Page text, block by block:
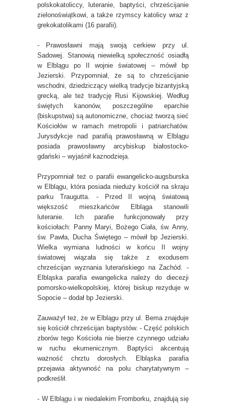
polskokatoliccy, luteranie, baptyści, chrześcijanie
zielonoświątkowi, a także rzymscy katolicy wraz z
grekokatolikami (16 parafii).
- Prawosławni mają swoją cerkiew przy ul.
Sadowej. Stanowią niewielką społeczność osiadłą
w Elblągu po II wojnie światowej – mówił bp
Jezierski. Przypomniał, że są to chrześcijanie
wschodni, dziedziczący wielką tradycje bizantyjską
grecką, ale też tradycję Rusi Kijowskiej. Według
świętych kanonów, poszczególne eparchie
(biskupstwa) są autonomiczne, chociaż tworzą sieć
Kościołów w ramach metropolii i patriarchatów.
Jurysdykcje nad parafią prawosławną w Elblągu
posiada prawosławny arcybiskup białostocko-
gdański – wyjaśnił kaznodzieja.
Przypomniał też o parafii ewangelicko-augsburska
w Elblągu, która posiada nieduży kościół na skraju
parku Traugutta. - Przed II wojną światową
większość mieszkańców Elbląga stanowili
luteranie. Ich parafie funkcjonowały przy
kościołach: Panny Maryi, Bożego Ciała, św. Anny,
św. Pawła, Ducha Świętego – mówił bp Jezierski.
Wielka wymiana ludności w końcu II wojny
światowej wiązała się także z exodusem
chrześcijan wyznania luterańskiego na Zachód. -
Elbląska parafia ewangelicka należy do diecezji
pomorsko-wielkopolskiej, której biskup rezyduje w
Sopocie – dodał bp Jezierski.
Zauważył też, że w Elblągu przy ul. Bema znajduje
się kościół chrześcijan baptystów. - Część polskich
zborów tego Kościoła nie bierze czynnego udziału
w ruchu ekumenicznym. Baptyści akcentują
ważność chrztu dorosłych. Elbląska parafia
przejawia aktywność na polu charytatywnym –
podkreślił.
- W Elblągu i w niedalekim Fromborku, znajdują się